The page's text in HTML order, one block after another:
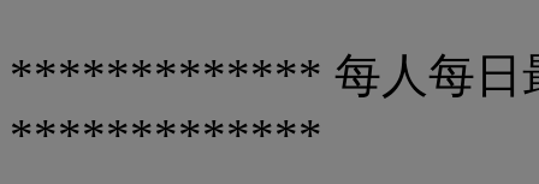
************* 每人每日
*************